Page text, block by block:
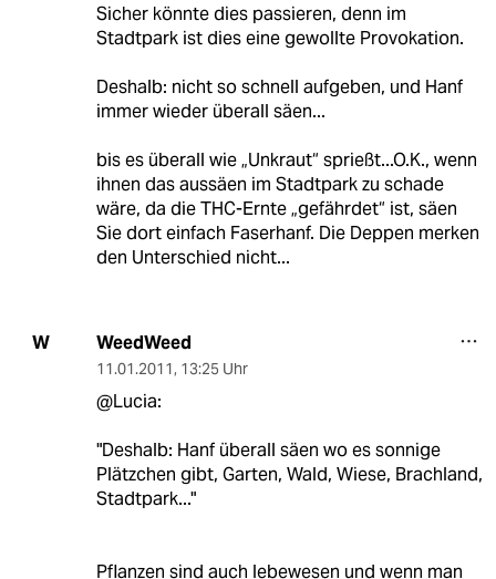
Sicher könnte dies passieren, denn im
Stadtpark ist dies eine gewollte Provokation.
Deshalb: nicht so schnell aufgeben, und Hanf
immer wieder überall säen...
bis es überall wie „Unkraut“ sprießt...O.K., wenn
ihnen das aussäen im Stadtpark zu schade
wäre, da die THC-Ernte „gefährdet“ ist, säen
Sie dort einfach Faserhanf. Die Deppen merken
den Unterschied nicht...
W WeedWeed
11.01.2011, 13:25 Uhr
@Lucia:
"Deshalb: Hanf überall säen wo es sonnige
Plätzchen gibt, Garten, Wald, Wiese, Brachland,
Stadtpark..."
Pflanzen sind auch lebewesen und wenn man